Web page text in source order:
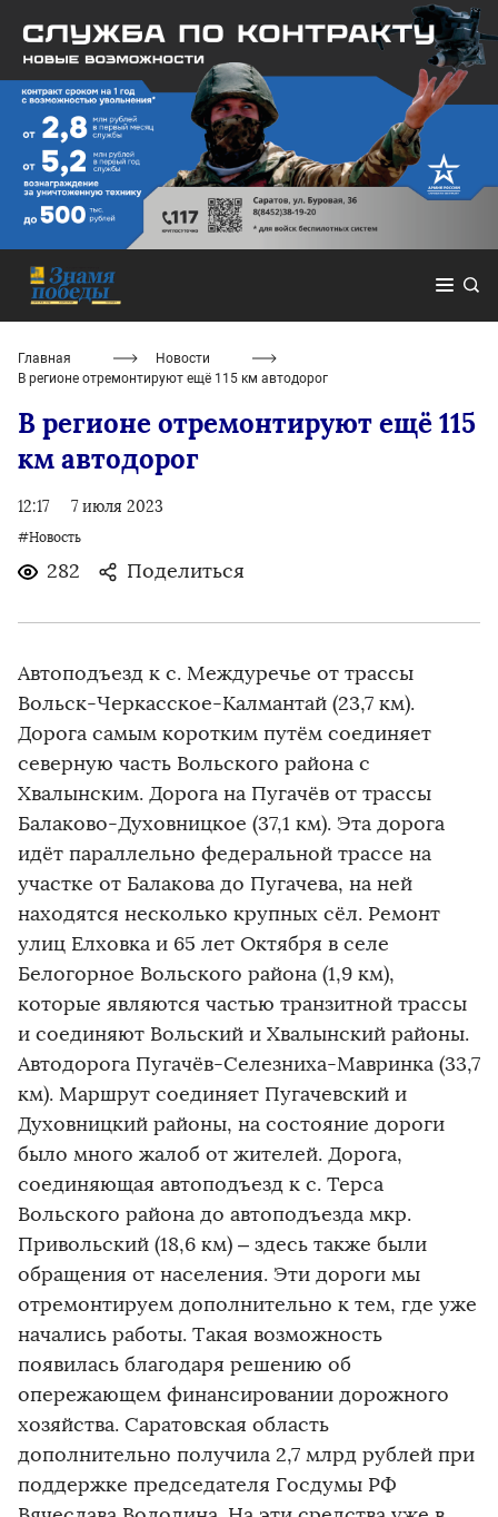
Главная
Новости
В регионе отремонтируют ещё 115 км автодорог
В регионе отремонтируют ещё 115
км автодорог
12:17 7 июля 2023
#Новость
282 Поделиться
Автоподъезд к с. Междуречье от трассы
Вольск-Черкасское-Калмантай (23,7 км).
Дорога самым коротким путём соединяет
северную часть Вольского района с
Хвалынским. Дорога на Пугачёв от трассы
Балаково-Духовницкое (37,1 км). Эта дорога
идёт параллельно федеральной трассе на
участке от Балакова до Пугачева, на ней
находятся несколько крупных сёл. Ремонт
улиц Елховка и 65 лет Октября в селе
Белогорное Вольского района (1,9 км),
которые являются частью транзитной трассы
и соединяют Вольский и Хвалынский районы.
Автодорога Пугачёв-Селезниха-Мавринка (33,7
км). Маршрут соединяет Пугачевский и
Духовницкий районы, на состояние дороги
было много жалоб от жителей. Дорога,
соединяющая автоподъезд к с. Терса
Вольского района до автоподъезда мкр.
Привольский (18,6 км) – здесь также были
обращения от населения. Эти дороги мы
отремонтируем дополнительно к тем, где уже
начались работы. Такая возможность
появилась благодаря решению об
опережающем финансировании дорожного
хозяйства. Саратовская область
дополнительно получила 2,7 млрд рублей при
поддержке председателя Госдумы РФ